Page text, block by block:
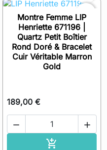
favorite_border
Montre Femme LIP
Henriette 671196 |
Quartz Petit Boîtier
Rond Doré & Bracelet
Cuir Véritable Marron
Gold
189,00 €
 
